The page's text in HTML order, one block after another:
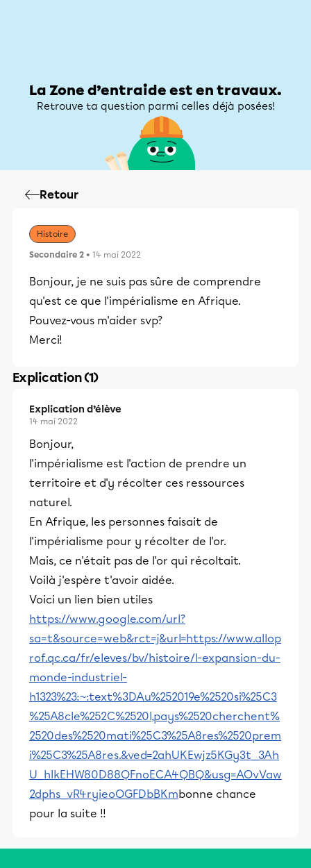
La Zone d’entraide est en travaux.
Retrouve ta question parmi celles déjà posées!
Retour
Histoire
Secondaire 2 • 14 mai 2022
Bonjour, je ne suis pas sûre de comprendre
qu'est ce que l'impérialisme en Afrique.
Pouvez-vous m'aider svp?
Merci!
Explication (1)
Explication d’élève
14 mai 2022
Bonjour,
l'impérialisme est l'action de prendre un
territoire et d'y récolter ces ressources
naturel.
En Afrique, les personnes faisait de
l'impérialisme pour y récolter de l'or.
Mais, ce n'était pas de l'or qui récoltait.
Voilà j'espère t'avoir aidée.
Voici un lien bien utiles
https://www.google.com/url?
sa=t&source=web&rct=j&url=https://www.allop
rof.qc.ca/fr/eleves/bv/histoire/l-expansion-du-
monde-industriel-
h1323%23:~:text%3DAu%252019e%2520si%25C3
%25A8cle%252C%2520l,pays%2520cherchent%
2520des%2520mati%25C3%25A8res%2520prem
i%25C3%25A8res.&ved=2ahUKEwjz5KGy3t_3Ah
U_hIkEHW80D88QFnoECA4QBQ&usg=AOvVaw
2dphs_vR4ryieoOGFDbBKmbonne chance
pour la suite !!